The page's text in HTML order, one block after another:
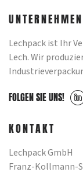
UNTERNEHMEN
Lechpack ist Ihr
Lech. Wir
FOLGEN SIE UNS!
KONTAKT
Lechpack GmbH
Franz-Kollmann-